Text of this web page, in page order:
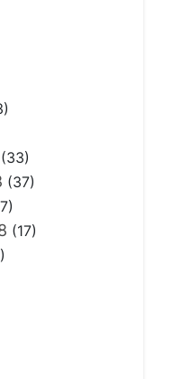
(33)
(37)
(17)